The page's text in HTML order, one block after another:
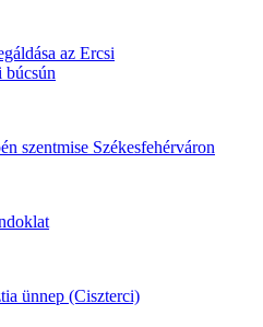
az Ercsi
búcsún
szentmise Székesfehérváron
ünnep (Ciszterci)